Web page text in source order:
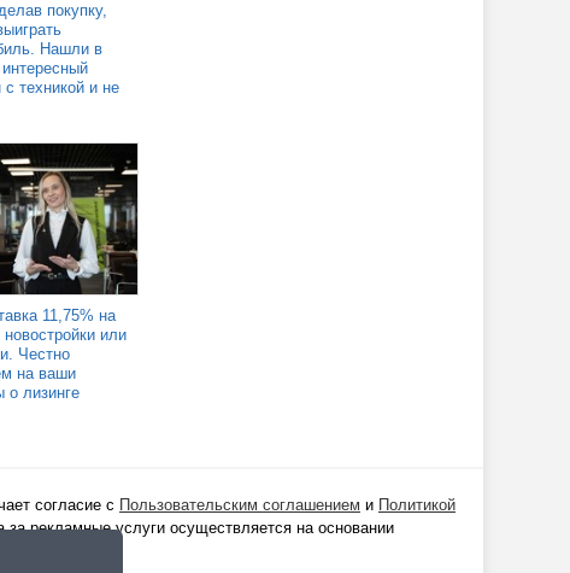
покупку,
Нашли в
с техникой и не
11,75% на
новостройки или
Честно
на ваши
о лизинге
согласие с Пользовательским соглашением и Политикой
за рекламные услуги осуществляется на основании